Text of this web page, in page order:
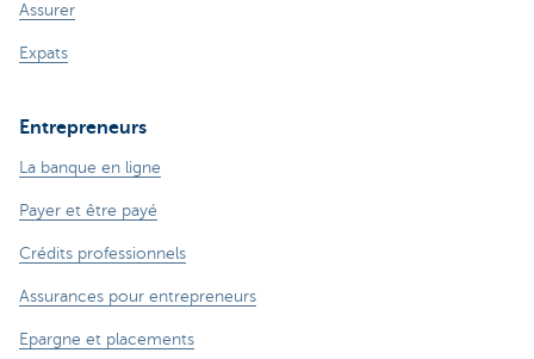
Assurer
Expats
Entrepreneurs
La banque en ligne
Payer et être payé
Crédits professionnels
Assurances pour entrepreneurs
Epargne et placements